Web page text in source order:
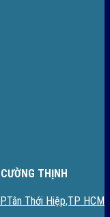
THỊNH
Thới Hiệp,TP HCM